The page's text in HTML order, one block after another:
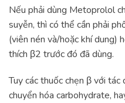
Nếu phải dùng Metoprolol
suyễn, thì có thể cần phải
(viên nén và/hoặc khí dung)
thích β2 trước đó đã dùng.
Tuy các thuốc chẹn β với
chuyển hóa carbohydrate,